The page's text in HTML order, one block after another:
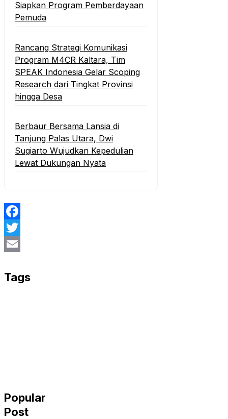
Siapkan Program Pemberdayaan
Pemuda
Rancang Strategi Komunikasi
Program M4CR Kaltara, Tim
SPEAK Indonesia Gelar Scoping
Research dari Tingkat Provinsi
hingga Desa
Berbaur Bersama Lansia di
Tanjung Palas Utara, Dwi
Sugiarto Wujudkan Kepedulian
Lewat Dukungan Nyata
Facebook
Twitter
Tags
Popular
Post